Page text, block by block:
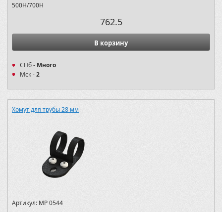
500H/700H
762.5
В корзину
СПб - Много
Мск -2
Хомут для трубы 28 мм
Артикул: MP 0544